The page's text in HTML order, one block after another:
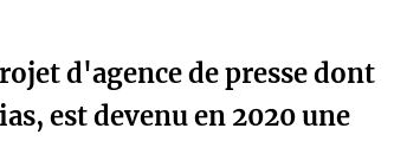
d'agence de presse dont
est devenu en 2020 une